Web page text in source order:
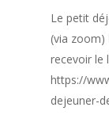
Le petit
(via zoom)
recevoir le
https://
dejeuner-